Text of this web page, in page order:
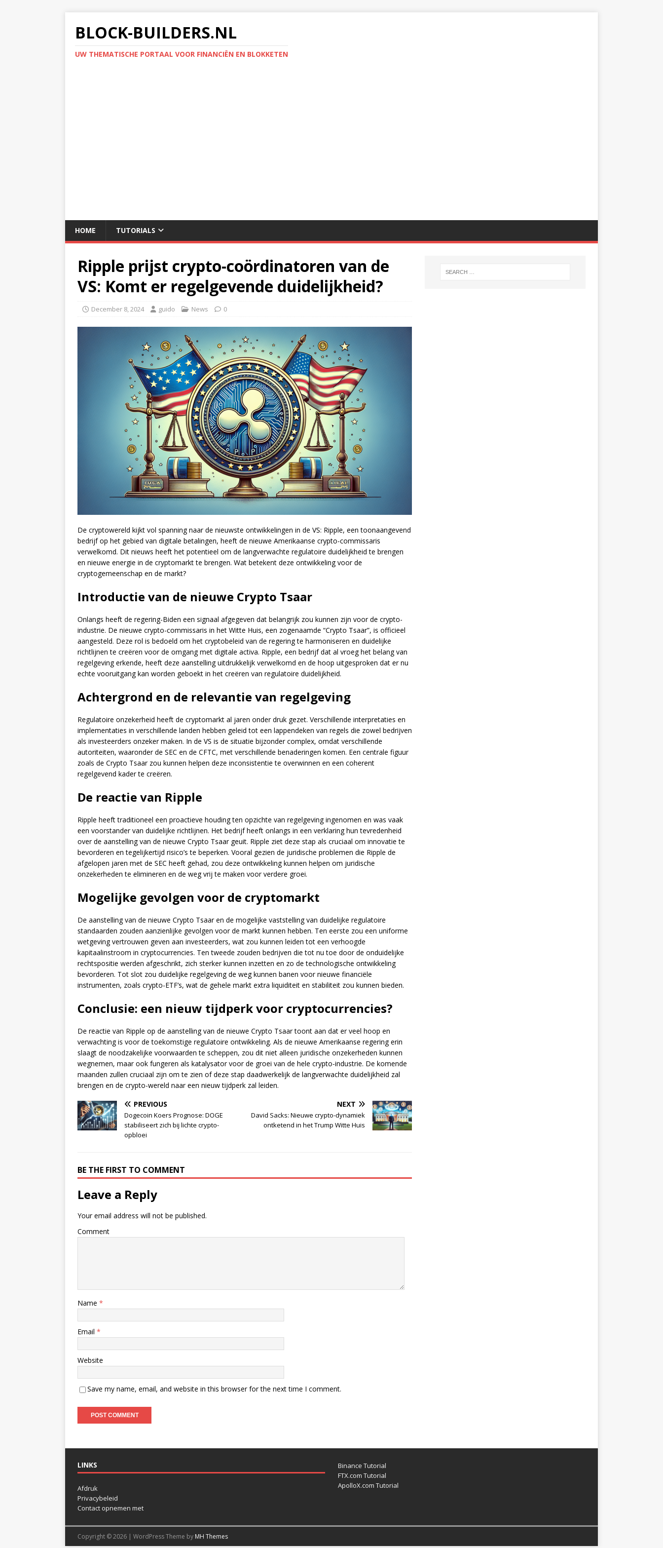
BLOCK-BUILDERS.NL
UW THEMATISCHE PORTAAL VOOR FINANCIËN EN BLOKKETEN
HOME TUTORIALS
Ripple prijst crypto-coördinatoren van de
VS: Komt er regelgevende duidelijkheid?
December 8, 2024 guido News 0
De cryptowereld kijkt vol spanning naar de nieuwste ontwikkelingen in de VS: Ripple, een toonaangevend
bedrijf op het gebied van digitale betalingen, heeft de nieuwe Amerikaanse crypto-commissaris
verwelkomd. Dit nieuws heeft het potentieel om de langverwachte regulatoire duidelijkheid te brengen
en nieuwe energie in de cryptomarkt te brengen. Wat betekent deze ontwikkeling voor de
cryptogemeenschap en de markt?
Introductie van de nieuwe Crypto Tsaar
Onlangs heeft de regering-Biden een signaal afgegeven dat belangrijk zou kunnen zijn voor de crypto-
industrie. De nieuwe crypto-commissaris in het Witte Huis, een zogenaamde “Crypto Tsaar”, is officieel
aangesteld. Deze rol is bedoeld om het cryptobeleid van de regering te harmoniseren en duidelijke
richtlijnen te creëren voor de omgang met digitale activa. Ripple, een bedrijf dat al vroeg het belang van
regelgeving erkende, heeft deze aanstelling uitdrukkelijk verwelkomd en de hoop uitgesproken dat er nu
echte vooruitgang kan worden geboekt in het creëren van regulatoire duidelijkheid.
Achtergrond en de relevantie van regelgeving
Regulatoire onzekerheid heeft de cryptomarkt al jaren onder druk gezet. Verschillende interpretaties en
implementaties in verschillende landen hebben geleid tot een lappendeken van regels die zowel bedrijven
als investeerders onzeker maken. In de VS is de situatie bijzonder complex, omdat verschillende
autoriteiten, waaronder de SEC en de CFTC, met verschillende benaderingen komen. Een centrale figuur
zoals de Crypto Tsaar zou kunnen helpen deze inconsistentie te overwinnen en een coherent
regelgevend kader te creëren.
De reactie van Ripple
Ripple heeft traditioneel een proactieve houding ten opzichte van regelgeving ingenomen en was vaak
een voorstander van duidelijke richtlijnen. Het bedrijf heeft onlangs in een verklaring hun tevredenheid
over de aanstelling van de nieuwe Crypto Tsaar geuit. Ripple ziet deze stap als cruciaal om innovatie te
bevorderen en tegelijkertijd risico’s te beperken. Vooral gezien de juridische problemen die Ripple de
afgelopen jaren met de SEC heeft gehad, zou deze ontwikkeling kunnen helpen om juridische
onzekerheden te elimineren en de weg vrij te maken voor verdere groei.
Mogelijke gevolgen voor de cryptomarkt
De aanstelling van de nieuwe Crypto Tsaar en de mogelijke vaststelling van duidelijke regulatoire
standaarden zouden aanzienlijke gevolgen voor de markt kunnen hebben. Ten eerste zou een uniforme
wetgeving vertrouwen geven aan investeerders, wat zou kunnen leiden tot een verhoogde
kapitaalinstroom in cryptocurrencies. Ten tweede zouden bedrijven die tot nu toe door de onduidelijke
rechtspositie werden afgeschrikt, zich sterker kunnen inzetten en zo de technologische ontwikkeling
bevorderen. Tot slot zou duidelijke regelgeving de weg kunnen banen voor nieuwe financiële
instrumenten, zoals crypto-ETF’s, wat de gehele markt extra liquiditeit en stabiliteit zou kunnen bieden.
Conclusie: een nieuw tijdperk voor cryptocurrencies?
De reactie van Ripple op de aanstelling van de nieuwe Crypto Tsaar toont aan dat er veel hoop en
verwachting is voor de toekomstige regulatoire ontwikkeling. Als de nieuwe Amerikaanse regering erin
slaagt de noodzakelijke voorwaarden te scheppen, zou dit niet alleen juridische onzekerheden kunnen
wegnemen, maar ook fungeren als katalysator voor de groei van de hele crypto-industrie. De komende
maanden zullen cruciaal zijn om te zien of deze stap daadwerkelijk de langverwachte duidelijkheid zal
brengen en de crypto-wereld naar een nieuw tijdperk zal leiden.
PREVIOUS
Dogecoin Koers Prognose: DOGE
stabiliseert zich bij lichte crypto-
opbloei
NEXT
David Sacks: Nieuwe crypto-dynamiek
ontketend in het Trump Witte Huis
BE THE FIRST TO COMMENT
Leave a Reply
Your email address will not be published.
Comment
Name *
Email *
Website
Save my name, email, and website in this browser for the next time I comment.
LINKS
Afdruk
Privacybeleid
Contact opnemen met
Binance Tutorial
FTX.com Tutorial
ApolloX.com Tutorial
Copyright © 2026 | WordPress Theme by MH Themes